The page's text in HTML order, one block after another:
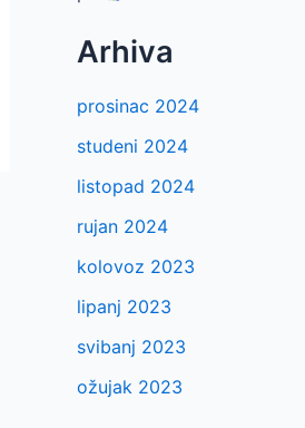
Arhiva
prosinac 2024
studeni 2024
listopad 2024
rujan 2024
kolovoz 2023
lipanj 2023
svibanj 2023
ožujak 2023